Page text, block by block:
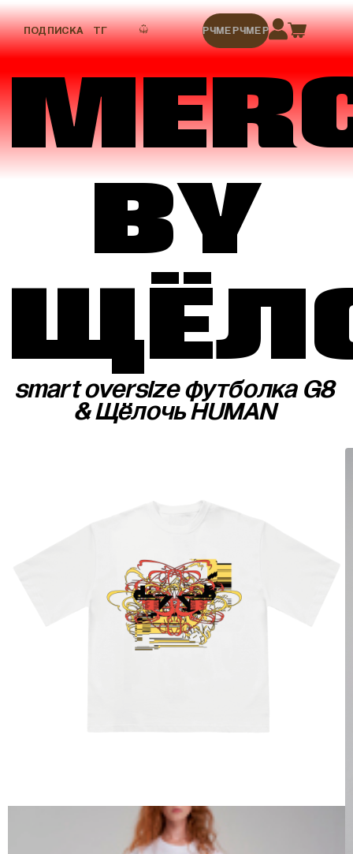
ПОДПИСКА ТГ МЕРЧМЕРЧМЕРЧМЕРЧМЕРЧ
BY
smart oversize футболка G8
& Щёлочь HUMAN